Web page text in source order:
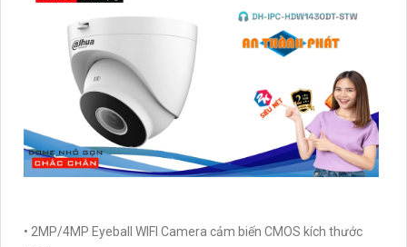
• 2MP/4MP Eyeball WIFI Camera cảm biến CMOS kích thước